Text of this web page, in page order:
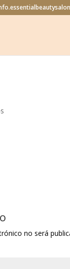
no será